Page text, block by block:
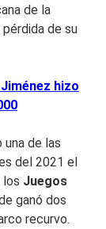
de la
de su
Jiménez hizo
de las
del 2021 el
los Juegos
ganó dos
recurvo.